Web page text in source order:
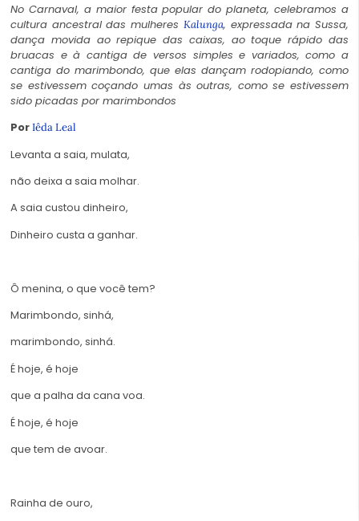
No Carnaval, a maior festa popular do planeta, celebramos a
cultura ancestral das mulheres Kalunga, expressada na Sussa,
dança movida ao repique das caixas, ao toque rápido das
bruacas e à cantiga de versos simples e variados, como a
cantiga do marimbondo, que elas dançam rodopiando, como
se estivessem coçando umas às outras, como se estivessem
sido picadas por marimbondos
PorIêda Leal
Levanta a saia, mulata,
não deixa a saia molhar.
A saia custou dinheiro,
Dinheiro custa a ganhar.
Ô menina, o que você tem?
Marimbondo, sinhá,
marimbondo, sinhá.
É hoje, é hoje
que a palha da cana voa.
É hoje, é hoje
que tem de avoar.
Rainha de ouro,